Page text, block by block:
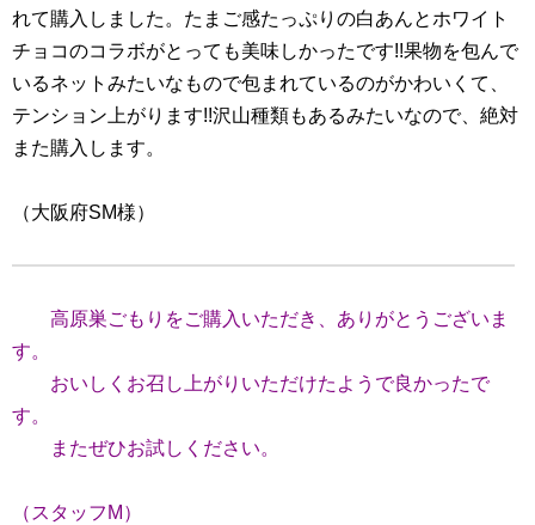
れて購入しました。たまご感たっぷりの白あんとホワイト
チョコのコラボがとっても美味しかったです!!果物を包んで
いるネットみたいなもので包まれているのがかわいくて、
テンション上がります!!沢山種類もあるみたいなので、絶対
また購入します。
（大阪府SM様）
高原巣ごもりをご購入いただき、ありがとうございま
す。
おいしくお召し上がりいただけたようで良かったで
す。
またぜひお試しください。
（スタッフM）